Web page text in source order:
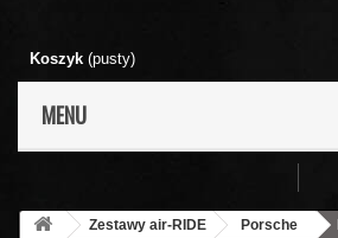
Koszyk (pusty)
MENU
Zestawy air-RIDE Porsche